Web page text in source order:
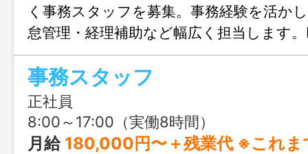
く事務スタッフを募集。事務経験を活か
怠管理・経理補助など幅広く担当します
や動画編集、AI活用にも挑戦できる、前
りの仕事です。
事務スタッフ
正社員
8:00～17:00（実働8時間）
月給 180,000円〜＋残業代 ※これまでのご経験やスキルを考慮